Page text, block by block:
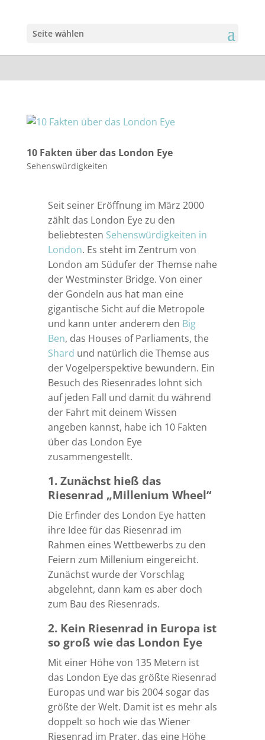
Seite wählen
10 Fakten über das London Eye
Sehenswürdigkeiten
Seit seiner Eröffnung im März 2000
zählt das London Eye zu den
beliebtesten Sehenswürdigkeiten in
London. Es steht im Zentrum von
London am Südufer der Themse nahe
der Westminster Bridge. Von einer
der Gondeln aus hat man eine
gigantische Sicht auf die Metropole
und kann unter anderem den Big
Ben, das Houses of Parliaments, the
Shard und natürlich die Themse aus
der Vogelperspektive bewundern. Ein
Besuch des Riesenrades lohnt sich
auf jeden Fall und damit du während
der Fahrt mit deinem Wissen
angeben kannst, habe ich 10 Fakten
über das London Eye
zusammengestellt.
1. Zunächst hieß das
Riesenrad „Millenium Wheel“
Die Erfinder des London Eye hatten
ihre Idee für das Riesenrad im
Rahmen eines Wettbewerbs zu den
Feiern zum Millenium eingereicht.
Zunächst wurde der Vorschlag
abgelehnt, dann kam es aber doch
zum Bau des Riesenrads.
2. Kein Riesenrad in Europa ist
so groß wie das London Eye
Mit einer Höhe von 135 Metern ist
das London Eye das größte Riesenrad
Europas und war bis 2004 sogar das
größte der Welt. Damit ist es mehr als
doppelt so hoch wie das Wiener
Riesenrad im Prater, das eine Höhe